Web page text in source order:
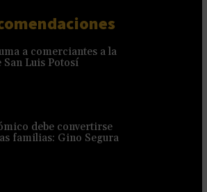
a comerciantes a la
Luis Potosí
debe convertirse
familias: Gino Segura